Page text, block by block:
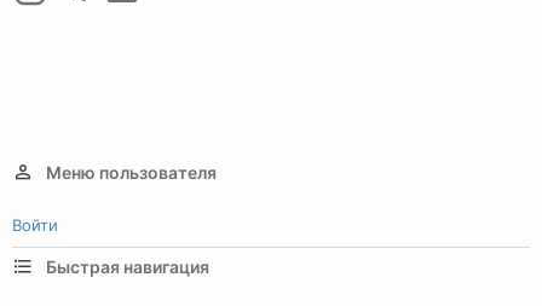
Меню пользователя
Войти
Быстрая навигация